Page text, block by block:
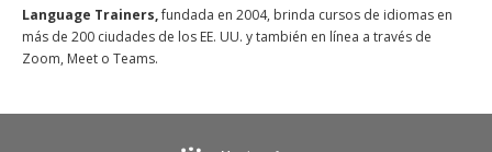
Language Trainers,fundada en 2004, brinda cursos de idiomas en
más de 200 ciudades de los EE. UU. y también en línea a través de
Zoom, Meet o Teams.